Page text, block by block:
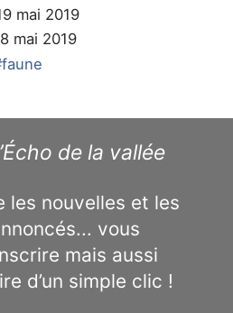
mai 2019
mai 2019
de la vallée
les nouvelles et les
vous
mais aussi
d’un simple clic !